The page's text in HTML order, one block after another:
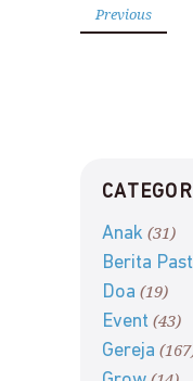
Previous
Anak (31)
Berita
Doa (19)
Event (43)
Gereja